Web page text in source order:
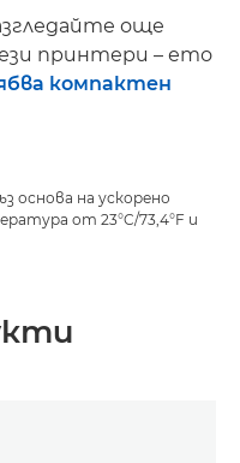
още
принтери – ето
компактен
основа на ускорено
от 23°C/73,4°F и